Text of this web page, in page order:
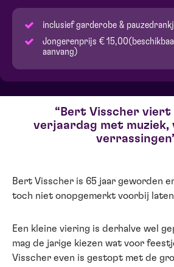
inclusief garderobe &
Jongerenprijs €
aanvang)
Bert Visscher viert
verjaardag met muziek,
verrassingen
Bert Visscher is 65 jaar geworden
toch niet onopgemerkt voorbij laten
Een kleine viering is derhalve wel
mag de jarige kiezen wat voor
Visscher even is gestopt met de